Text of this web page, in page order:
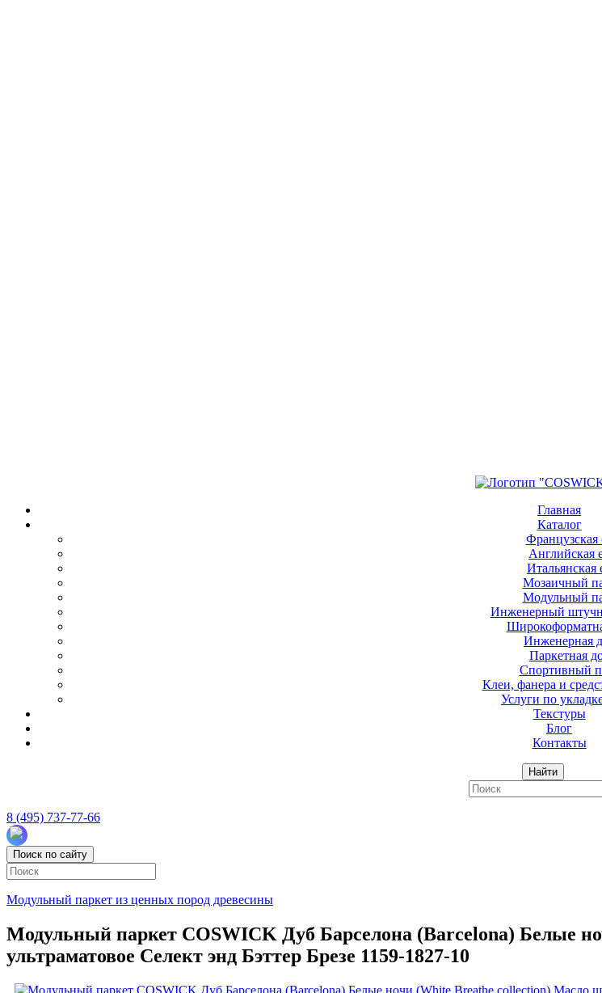
Главная
Каталог
Французская
Английская
Итальянская
Мозаичный
Модульный
Инженерный
Инженерная
Паркетная
Спортивный
Клеи, фанера и
Услуги по
Текстуры
Блог
Контакты
Найти
8 (495) 737-77-66
Поиск по сайту
Модульный паркет из ценных пород древесины
Модульный паркет COSWICK Дуб Барселона (Barcelona) Белые
ультраматовое Селект энд Бэттер Брезе 1159-1827-10